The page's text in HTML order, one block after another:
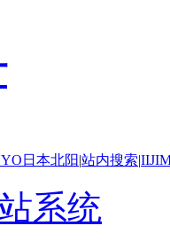
日本北阳|站内搜索|
系统